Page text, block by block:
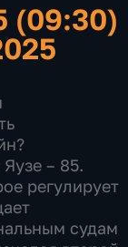
(09:30)
– 85.
регулирует
судам